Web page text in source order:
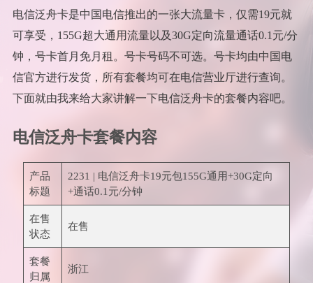
电信泛舟卡是中国电信推出的一张大流量卡，仅需19元就
可享受，155G超大通用流量以及30G定向流量通话0.1元/分
钟，号卡首月免月租。号卡号码不可选。号卡均由中国电
信官方进行发货，所有套餐均可在电信营业厅进行查询。
下面就由我来给大家讲解一下电信泛舟卡的套餐内容吧。
电信泛舟卡套餐内容
产品
标题
2231 | 电信泛舟卡19元包155G通用+30G定向
+通话0.1元/分钟
在售
状态
在售
套餐
归属
浙江